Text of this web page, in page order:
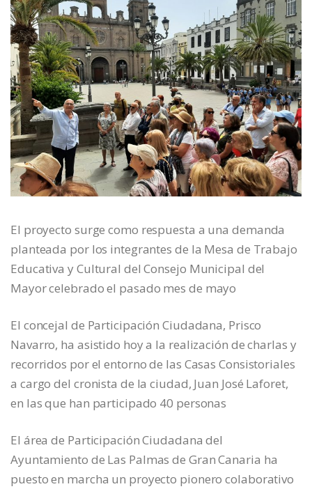
El proyecto surge como respuesta a una demanda
planteada por los integrantes de la Mesa de Trabajo
Educativa y Cultural del Consejo Municipal del
Mayor celebrado el pasado mes de mayo
El concejal de Participación Ciudadana, Prisco
Navarro, ha asistido hoy a la realización de charlas y
recorridos por el entorno de las Casas Consistoriales
a cargo del cronista de la ciudad, Juan José Laforet,
en las que han participado 40 personas
El área de Participación Ciudadana del
Ayuntamiento de Las Palmas de Gran Canaria ha
puesto en marcha un proyecto pionero colaborativo